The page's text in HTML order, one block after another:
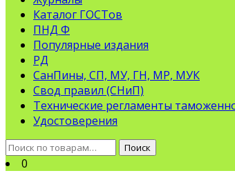
Каталог ГОСТов
ПНД Ф
Популярные издания
РД
СанПины, СП, МУ, ГН, МР, МУК
Свод правил (СНиП)
Технические регламенты
Удостоверения
Искать:
Поиск
0